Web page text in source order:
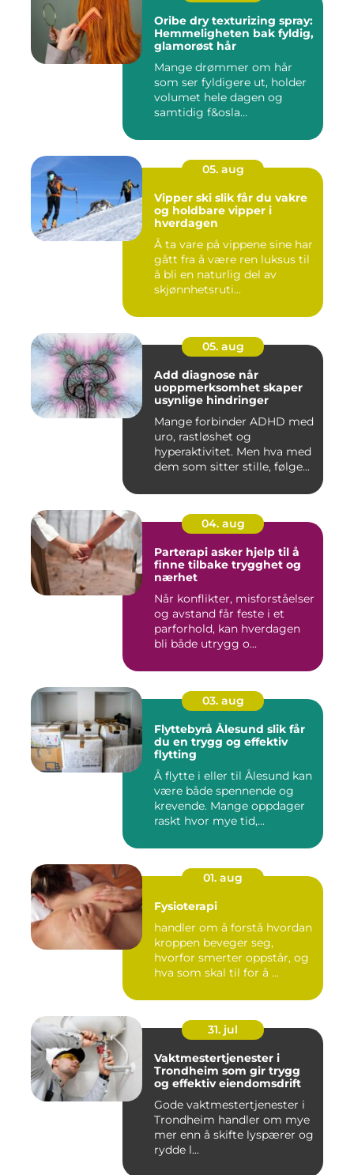
Oribe dry texturizing spray:
Hemmeligheten bak fyldig,
glamorøst hår
Mange drømmer om hår
som ser fyldigere ut, holder
volumet hele dagen og
samtidig f&osla...
05. aug
Vipper ski slik får du vakre
og holdbare vipper i
hverdagen
Å ta vare på vippene sine har
gått fra å være ren luksus til
å bli en naturlig del av
skjønnhetsruti...
05. aug
Add diagnose når
uoppmerksomhet skaper
usynlige hindringer
Mange forbinder ADHD med
uro, rastløshet og
hyperaktivitet. Men hva med
dem som sitter stille, følge...
04. aug
Parterapi asker hjelp til å
finne tilbake trygghet og
nærhet
Når konflikter, misforståelser
og avstand får feste i et
parforhold, kan hverdagen
bli både utrygg o...
03. aug
Flyttebyrå Ålesund slik får
du en trygg og effektiv
flytting
Å flytte i eller til Ålesund kan
være både spennende og
krevende. Mange oppdager
raskt hvor mye tid,...
01. aug
Fysioterapi
handler om å forstå hvordan
kroppen beveger seg,
hvorfor smerter oppstår, og
hva som skal til for å ...
31. jul
Vaktmestertjenester i
Trondheim som gir trygg
og effektiv eiendomsdrift
Gode vaktmestertjenester i
Trondheim handler om mye
mer enn å skifte lyspærer og
rydde l...